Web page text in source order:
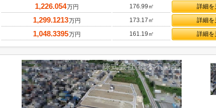
1,226.054万円 176.99㎡ 詳細を
1,299.1213万円 173.17㎡ 詳細を
1,048.3395万円 161.19㎡ 詳細を